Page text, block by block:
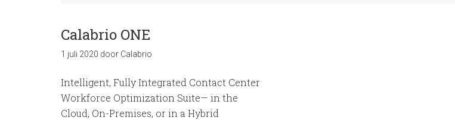
Calabrio ONE
1 juli 2020 door Calabrio
Intelligent, Fully Integrated Contact Center
Workforce Optimization Suite— in the
Cloud, On-Premises, or in a Hybrid